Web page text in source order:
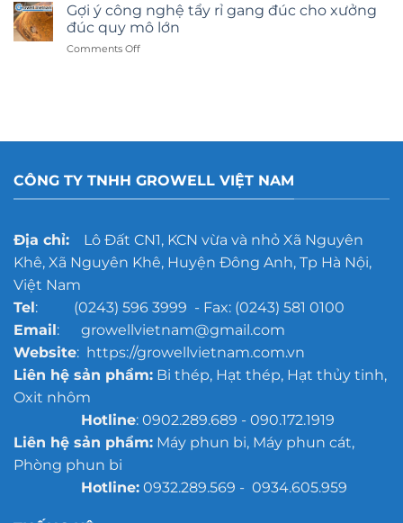
kính
hay
dán
hơn?
Gợi ý công nghệ tẩy rỉ gang đúc cho xưởng
đúc quy mô lớn
Comments Offon
rỉ
cho
xưởng
mô
lớn
CÔNG TY TNHH GROWELL VIỆT NAM
Địa chỉ:Lô Đất CN1, KCN vừa và nhỏ Xã Nguyên
Khê, Xã Nguyên Khê, Huyện Đông Anh, Tp Hà Nội,
Việt Nam
Tel: (0243) 596 3999 - Fax: (0243) 581 0100
Email: growellvietnam@gmail.com
Website: https://growellvietnam.com.vn
Liên hệ sản phẩm:Bi thép, Hạt thép, Hạt thủy tinh,
Oxit nhôm
Hotline: 0902.289.689 - 090.172.1919
Liên hệ sản phẩm:Máy phun bi, Máy phun cát,
Phòng phun bi
Hotline:0932.289.569 - 0934.605.959